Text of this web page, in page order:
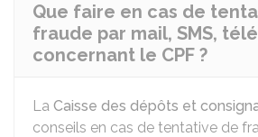
Que faire en cas de
fraude par mail, SMS,
concernant le CPF ?
La Caisse des dépôts et
conseils en cas de tentative de